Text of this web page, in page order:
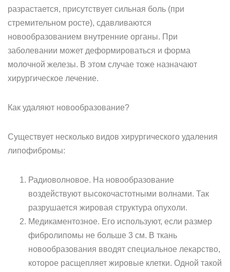
разрастается, присутствует сильная боль (при
стремительном росте), сдавливаются
новообразованием внутренние органы. При
заболевании может деформироваться и форма
молочной железы. В этом случае тоже назначают
хирургическое лечение.
Как удаляют новообразование?
Существует несколько видов хирургического удаления
липофибромы:
Радиоволновое. На новообразование
воздействуют высокочастотными волнами. Так
разрушается жировая структура опухоли.
Медикаментозное. Его используют, если размер
фибролипомы не больше 3 см. В ткань
новообразования вводят специальное лекарство,
которое расщепляет жировые клетки. Одной такой